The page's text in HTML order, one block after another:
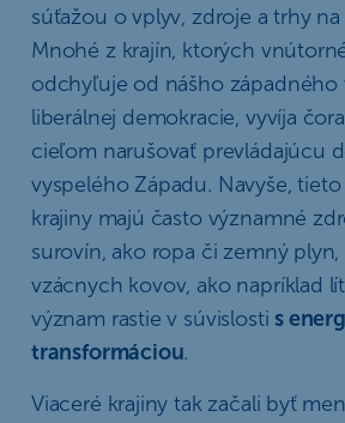
súťažou o vplyv, zdroje a trhy
Mnohé z krajín, ktorých
odchyľuje od nášho západného
liberálnej demokracie, vyvíja
cieľom narušovať prevládajúcu
vyspelého Západu. Navyše,
krajiny majú často významné
surovín, ako ropa či zemný plyn,
vzácnych kovov, ako napríklad
význam rastie v súvislostis
transformáciou.
Viaceré krajiny tak začali byť